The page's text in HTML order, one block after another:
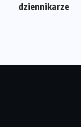
dziennikarze